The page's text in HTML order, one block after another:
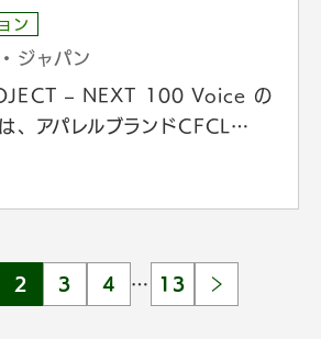
ン
ジャパン
– NEXT 100 Voice の
、アパレルブランドCFCL…
2 3 4 … 13